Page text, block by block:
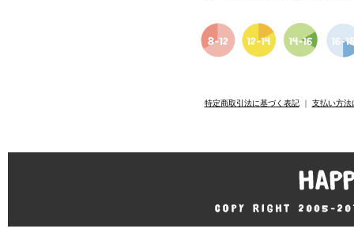
特定商取引法に基づく表記｜ 支払い方法